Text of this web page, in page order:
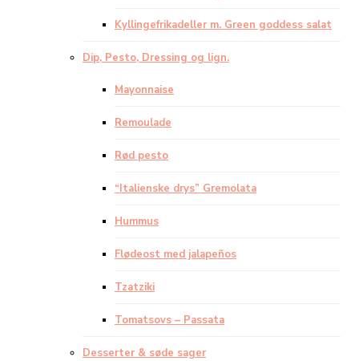
Kyllingefrikadeller m. Green goddess salat
Dip, Pesto, Dressing og lign.
Mayonnaise
Remoulade
Rød pesto
“Italienske drys” Gremolata
Hummus
Flødeost med jalapeños
Tzatziki
Tomatsovs – Passata
Desserter & søde sager